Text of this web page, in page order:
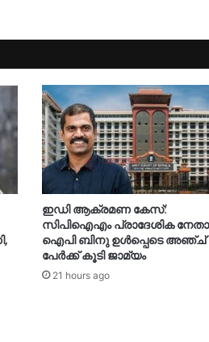
ഇഡി ആക്രമണ കേസ്:
സിപിഐഎം പ്രാദേശിക
ഐപി ബിനു ഉൾപ്പെടെ അഞ്ച്
പേർക്ക് കൂടി ജാമ്യം
21 hours ago